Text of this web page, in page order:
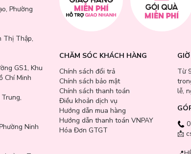
Phường
Thị Thập,
GS1, Khu
Chí Minh
Ninh
CHĂM SÓC KHÁCH HÀNG
Chính sách đổi trả
Chính sách bảo mật
Chính sách thanh toán
Điều khoản dịch vụ
Hướng dẫn mua hàng
Hướng dẫn thanh toán VNPAY
Hóa Đơn GTGT
Từ
lễ,
📩